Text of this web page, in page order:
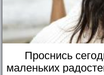
Проснись
маленьких